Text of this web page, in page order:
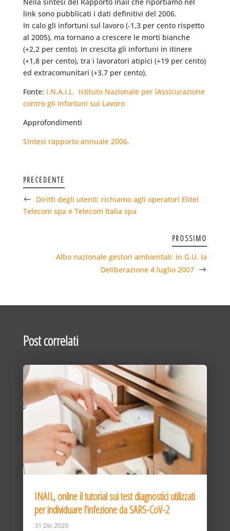
link sono pubblicati i dati definitivi del 2006.
In calo gli infortuni sul lavoro (-1,3 per cento rispetto
al 2005), ma tornano a crescere le morti bianche
(+2,2 per cento). In crescita gli infortuni in itinere
(+1,8 per cento), tra i lavoratori atipici (+19 per cento)
ed extracomunitari (+3,7 per cento).
Fonte: I.N.A.I.L.  Istituto Nazionale per lAssicurazione
contro gli Infortuni sul Lavoro
Approfondimenti
Sintesi rapporto annuale 2006.
PRECEDENTE
Diritti degli utenti: richiamo agli operatori Elitel
Telecom spa e Telecom Italia spa
PROSSIMO
Albo nazionale gestori ambientali: in G.U. la
Deliberazione 4 luglio 2007
Post correlati
INAIL, online il tutorial sui test diagnostici utilizzati
per individuare l’infezione da SARS-CoV-2
31 Dic 2020